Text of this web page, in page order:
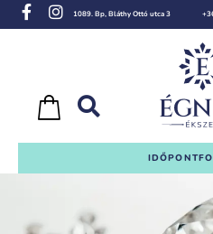
1089. Bp, Bláthy Ottó utca 3